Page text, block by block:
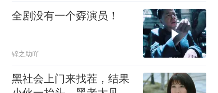
全剧没有一个孬演员！
锌之助吖
黑社会上门来找茬，结果